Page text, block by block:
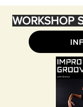
WORKSHOP